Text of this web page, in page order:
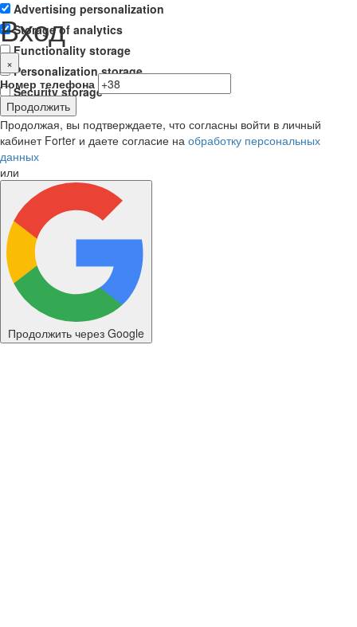
Advertising personalization
Storage of analytics
Functionality storage
Personalization storage
Security storage
Вход
×
Номер телефона
Продолжить
Продолжая, вы подтверждаете, что согласны войти в личный
кабинет Forter и даете согласие на обработку персональных
данных
или
Продолжить через Google